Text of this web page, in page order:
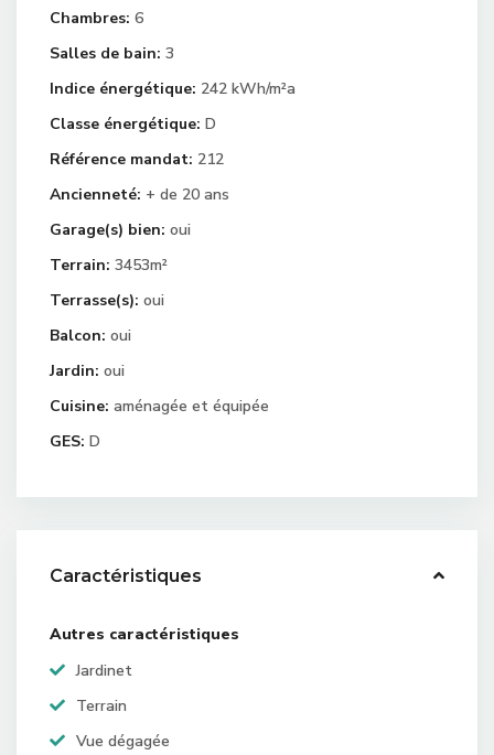
Chambres: 6
Salles de bain: 3
Indice énergétique: 242 kWh/m²a
Classe énergétique: D
Référence mandat: 212
Ancienneté: + de 20 ans
Garage(s) bien: oui
Terrain: 3453m²
Terrasse(s): oui
Balcon: oui
Jardin: oui
Cuisine: aménagée et équipée
GES: D
Caractéristiques
Autres caractéristiques
Jardinet
Terrain
Vue dégagée